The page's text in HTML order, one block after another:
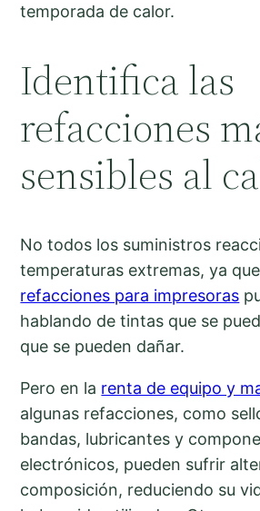
temporada de calor.
Identifica las
refacciones
sensibles al
No todos los suministros
temperaturas extremas, ya
refacciones para impresoras
hablando de tintas que se
que se pueden dañar.
Pero en la renta de equipo y
algunas refacciones, como
bandas, lubricantes y
electrónicos, pueden sufrir
composición, reduciendo su